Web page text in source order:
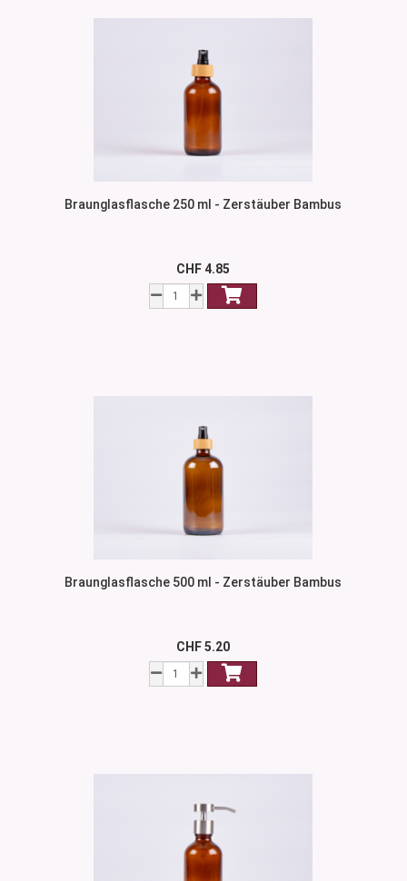
Braunglasflasche 250 ml - Zerstäuber Bambus
CHF 4.85
Braunglasflasche 500 ml - Zerstäuber Bambus
CHF 5.20